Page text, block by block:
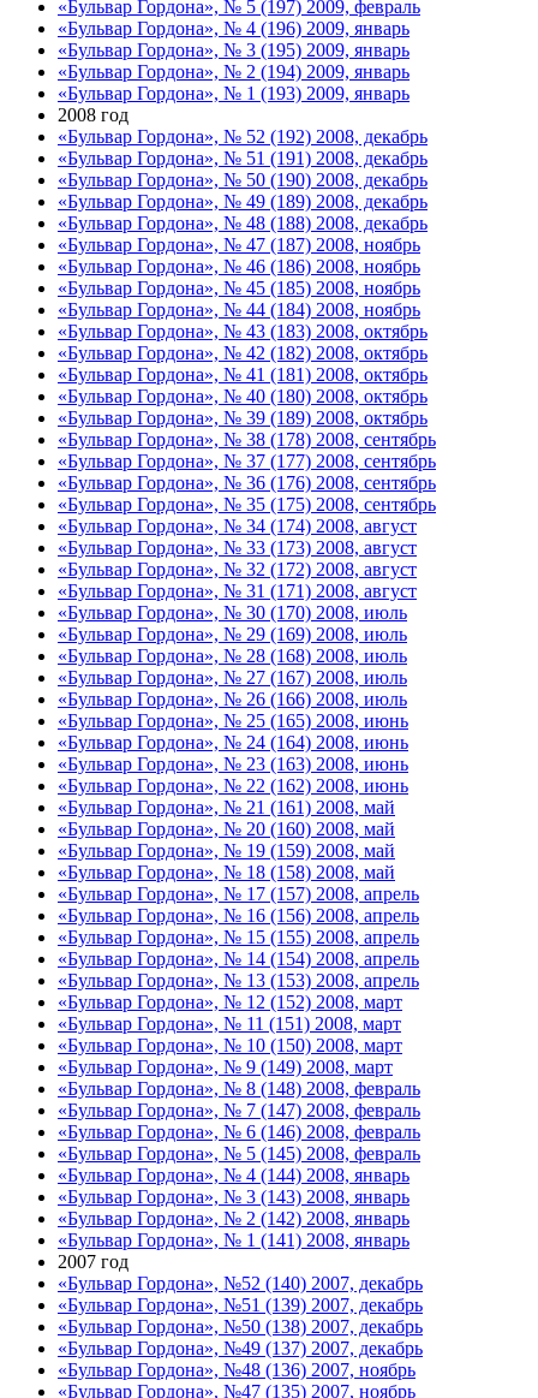
«Бульвар Гордона», № 5 (197) 2009, февраль
«Бульвар Гордона», № 4 (196) 2009, январь
«Бульвар Гордона», № 3 (195) 2009, январь
«Бульвар Гордона», № 2 (194) 2009, январь
«Бульвар Гордона», № 1 (193) 2009, январь
2008 год
«Бульвар Гордона», № 52 (192) 2008, декабрь
«Бульвар Гордона», № 51 (191) 2008, декабрь
«Бульвар Гордона», № 50 (190) 2008, декабрь
«Бульвар Гордона», № 49 (189) 2008, декабрь
«Бульвар Гордона», № 48 (188) 2008, декабрь
«Бульвар Гордона», № 47 (187) 2008, ноябрь
«Бульвар Гордона», № 46 (186) 2008, ноябрь
«Бульвар Гордона», № 45 (185) 2008, ноябрь
«Бульвар Гордона», № 44 (184) 2008, ноябрь
«Бульвар Гордона», № 43 (183) 2008, октябрь
«Бульвар Гордона», № 42 (182) 2008, октябрь
«Бульвар Гордона», № 41 (181) 2008, октябрь
«Бульвар Гордона», № 40 (180) 2008, октябрь
«Бульвар Гордона», № 39 (189) 2008, октябрь
«Бульвар Гордона», № 38 (178) 2008, сентябрь
«Бульвар Гордона», № 37 (177) 2008, сентябрь
«Бульвар Гордона», № 36 (176) 2008, сентябрь
«Бульвар Гордона», № 35 (175) 2008, сентябрь
«Бульвар Гордона», № 34 (174) 2008, август
«Бульвар Гордона», № 33 (173) 2008, август
«Бульвар Гордона», № 32 (172) 2008, август
«Бульвар Гордона», № 31 (171) 2008, август
«Бульвар Гордона», № 30 (170) 2008, июль
«Бульвар Гордона», № 29 (169) 2008, июль
«Бульвар Гордона», № 28 (168) 2008, июль
«Бульвар Гордона», № 27 (167) 2008, июль
«Бульвар Гордона», № 26 (166) 2008, июль
«Бульвар Гордона», № 25 (165) 2008, июнь
«Бульвар Гордона», № 24 (164) 2008, июнь
«Бульвар Гордона», № 23 (163) 2008, июнь
«Бульвар Гордона», № 22 (162) 2008, июнь
«Бульвар Гордона», № 21 (161) 2008, май
«Бульвар Гордона», № 20 (160) 2008, май
«Бульвар Гордона», № 19 (159) 2008, май
«Бульвар Гордона», № 18 (158) 2008, май
«Бульвар Гордона», № 17 (157) 2008, апрель
«Бульвар Гордона», № 16 (156) 2008, апрель
«Бульвар Гордона», № 15 (155) 2008, апрель
«Бульвар Гордона», № 14 (154) 2008, апрель
«Бульвар Гордона», № 13 (153) 2008, апрель
«Бульвар Гордона», № 12 (152) 2008, март
«Бульвар Гордона», № 11 (151) 2008, март
«Бульвар Гордона», № 10 (150) 2008, март
«Бульвар Гордона», № 9 (149) 2008, март
«Бульвар Гордона», № 8 (148) 2008, февраль
«Бульвар Гордона», № 7 (147) 2008, февраль
«Бульвар Гордона», № 6 (146) 2008, февраль
«Бульвар Гордона», № 5 (145) 2008, февраль
«Бульвар Гордона», № 4 (144) 2008, январь
«Бульвар Гордона», № 3 (143) 2008, январь
«Бульвар Гордона», № 2 (142) 2008, январь
«Бульвар Гордона», № 1 (141) 2008, январь
2007 год
«Бульвар Гордона», №52 (140) 2007, декабрь
«Бульвар Гордона», №51 (139) 2007, декабрь
«Бульвар Гордона», №50 (138) 2007, декабрь
«Бульвар Гордона», №49 (137) 2007, декабрь
«Бульвар Гордона», №48 (136) 2007, ноябрь
«Бульвар Гордона», №47 (135) 2007, ноябрь